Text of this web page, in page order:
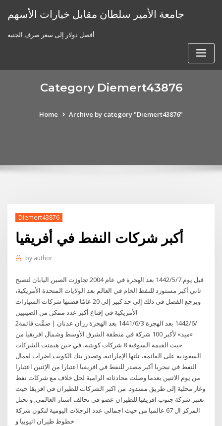
جامعة الأمير سلطان مقابل خيارات الأسهم
أفضل دولار إلى سعر صرف الجنيه
Category Diemert43876
Home Archive by category "Diemert43876"
Diemert43876
أكبر شركات النفط في أفريقيا
by author
قبل يوم 7‏‏/5‏‏/1442 بعد الهجرة في عام 2004 تجاوزت الصين اليابان لتصبح
ثاني أكبر مستورد للنفط الخام في العالم بعد الولايات المتحدة الأمريكية،
ويرجع الفضل في ذلك إلى حد كبير إلى 20 عامًا قضتها شركات السيارات
الأمريكية في إقناع أكبر عدد ممكن من الصينيين
2‏‏/6‏‏/1442 بعد الهجرة 3‏‏/6‏‏/1441 بعد الهجرة رزان عدنان | ضمَّت قائمة
«ميد» لأكبر 100 شركة في منطقة الشرق الأوسط وشمال افريقيا من
حيث القيمة السوقية 8 شركات كويتية، في حين هيمنت الشركات
السعودية على القائمة، تلتها الإماراتية. وتصدر بنك الكويت اضراب لعمال
النفط في نيجريا أكبر مصدر للنفط في افريقيا اعتبارا من الإثنين اعتبارا
من يوم الاثنين بعدما وصلت محادثاته الرامية لحل خلاف مع شركات نفط
وغاز محلية إلى طريق مسدود. من اكبر الشركات للطيران في افريقا حيث
تعتبر شركة جنوب افريقيا للطيران عضو في تحالف استار العالمي, و تحتل
المركز ال 67 عالميا من حيث اجمالي عدد الرحلات اليومية لتكون شركة
خطوط طيران اثيوبيا و